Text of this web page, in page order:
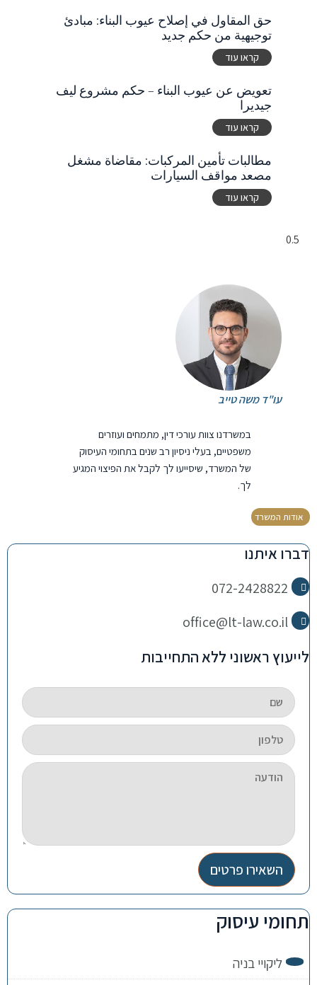
حق المقاول في إصلاح عيوب البناء: مبادئ
توجيهية من حكم جديد
קראו עוד
تعويض عن عيوب البناء – حكم مشروع ليف
جيديرا
קראו עוד
مطالبات تأمين المركبات: مقاضاة مشغل
مصعد مواقف السيارات
קראו עוד
עו"ד משה טייב
במשרדנו צוות עורכי דין, מתמחים ועוזרים
משפטיים, בעלי ניסיון רב שנים בתחומי העיסוק
של המשרד, שיסייעו לך לקבל את הפיצוי המגיע
לך.
אודות המשרד
דברו איתנו
072-2428822
office@lt-law.co.il
לייעוץ ראשוני ללא התחייבות
השאירו פרטים
תחומי עיסוק
ליקויי בניה